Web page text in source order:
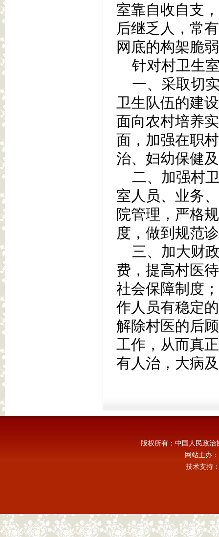
室靠自收自支
后继乏人，常
网底的构架脆
针对村卫生
一、采取切
卫生队伍的建
面向农村培养
面，加强在职
治、妇幼保健
二、加强村
室人员、业务
院管理，严格
度，做到规范
三、加大财
费，提高村医
社会保障制度
作人员有稳定
解除村医的后
工作，从而真
有人治，大病
版权所有：中国人民政
网站主办
技术支持